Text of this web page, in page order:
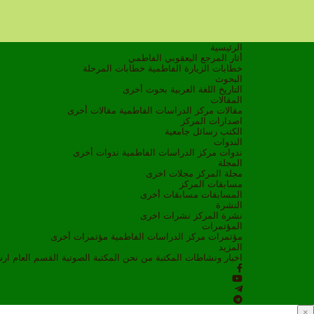
الرئيسية
أثار المرجع اليعقوبي الفاطمي
خطابات الزيارة الفاطمية خطابات المرحلة
البحوث
التاريخ
اللغة العربية بحوث أخرى
المقالات
مقالات مركز الدراسات الفاطمية مقالات أخرى
اصدارات المركز
الكتب رسائل جامعية
الندوات
ندوات مركز الدراسات الفاطمية ندوات أخرى
المجلة
مجلة المركز مجلات اخرى
مسابقات المركز
المسابقات مسابقات أخرى
النشرة
نشرة المركز نشرات اخرى
المؤتمرات
مؤتمرات مركز الدراسات الفاطمية مؤتمرات أخرى
المزيد
اخبار ونشاطات
المكتبة من نحن المكتبة الصوتية القسم العام